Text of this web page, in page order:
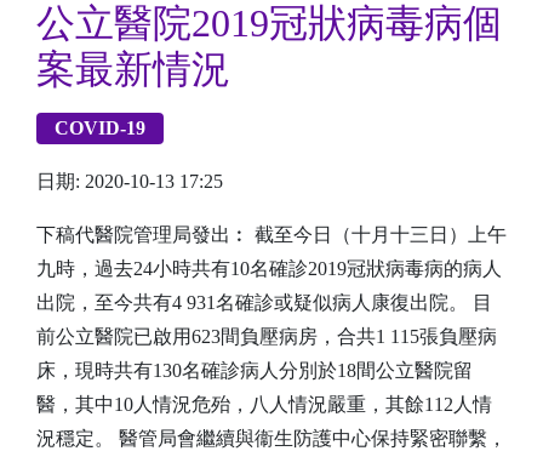
公立醫院2019冠狀病毒病個
案最新情況
COVID-19
日期: 2020-10-13 17:25
下稿代醫院管理局發出︰ 截至今日（十月十三日）上午
九時，過去24小時共有10名確診2019冠狀病毒病的病人
出院，至今共有4 931名確診或疑似病人康復出院。 目
前公立醫院已啟用623間負壓病房，合共1 115張負壓病
床，現時共有130名確診病人分別於18間公立醫院留
醫，其中10人情況危殆，八人情況嚴重，其餘112人情
況穩定。 醫管局會繼續與衞生防護中心保持緊密聯繫，